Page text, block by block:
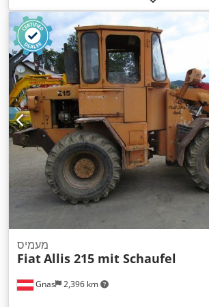
Gnas 2,396 km
מעמיס
FiatAllis 215 mit Schaufel